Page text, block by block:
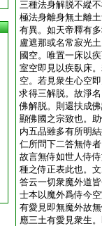
三種法身解脱不縱
極法身離身無土離
有異。如天帝釋有
盧遮那或名常寂光
國空。唯置一床以
室空即見以疾臥床
空。若見衆生心空
求得三解脱。故淨
佛解脱。則還扶成
顯佛國之宗致也。
内五品雖多有所明
仁所問下二答無侍
故言無侍如世人侍
種之侍正表此也。
答云一切衆魔外道
士本以魔外爲侍今
有愛見即無魔外故
應三土有愛見衆生